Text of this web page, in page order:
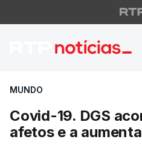
Covid-19.
MUNDO
Covid-19. DGS
afetos e a